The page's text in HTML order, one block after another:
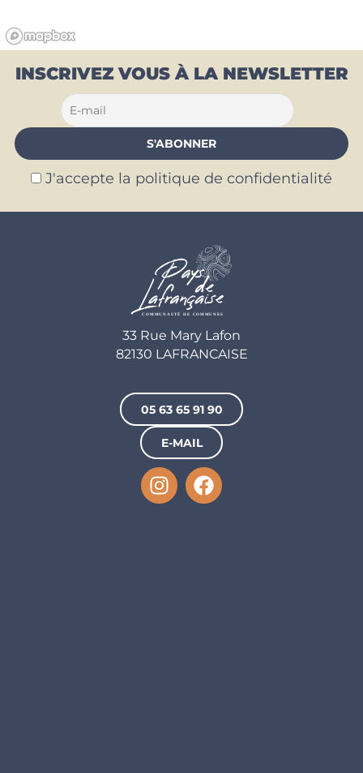
INSCRIVEZ VOUS À LA NEWSLETTER
J'accepte la politique de confidentialité
33 Rue Mary Lafon
82130 LAFRANCAISE
05 63 65 91 90
E-MAIL